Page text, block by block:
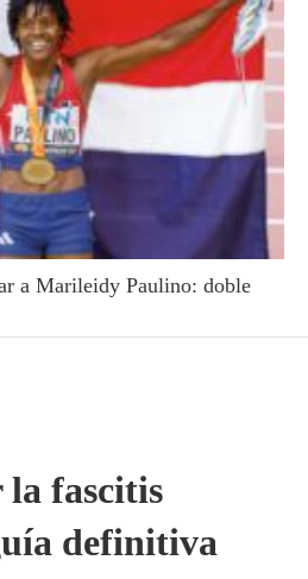
a Marileidy Paulino: doble